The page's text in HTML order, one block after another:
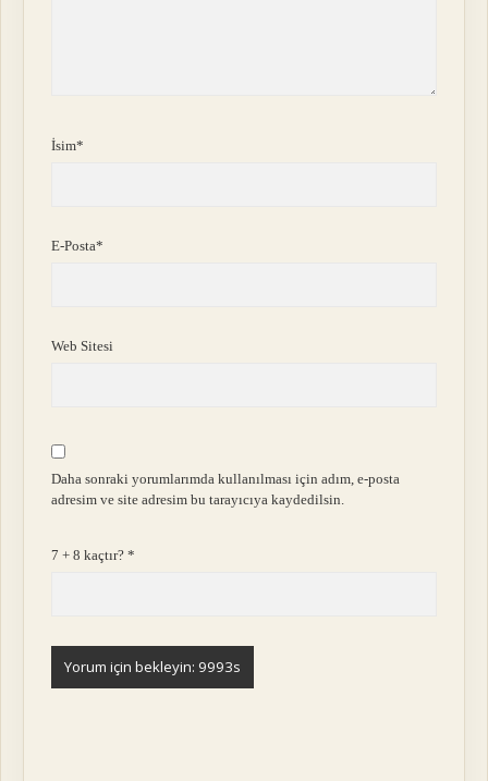
İsim*
E-Posta*
Web Sitesi
Daha sonraki yorumlarımda kullanılması için adım, e-posta
adresim ve site adresim bu tarayıcıya kaydedilsin.
7 + 8 kaçtır?*